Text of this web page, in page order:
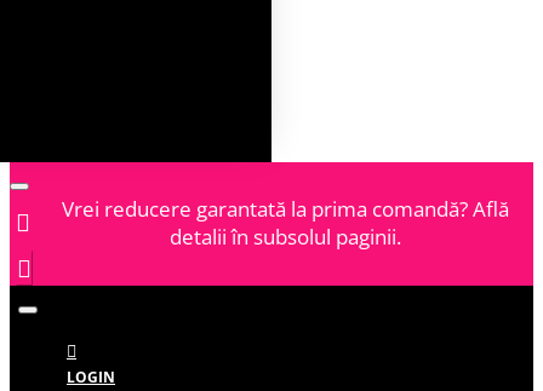
Vrei reducere garantată la prima comandă? Află
detalii în subsolul paginii.
LOGIN